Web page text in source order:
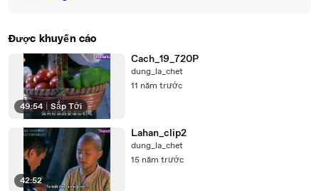
Được khuyến cáo
49:54 Sắp Tới
Cach_19_720P
dung_la_chet
11 năm trước
42:52
Lahan_clip2
dung_la_chet
15 năm trước